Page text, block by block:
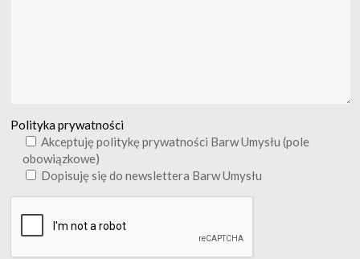
Polityka prywatności
Akceptuję politykę prywatności Barw Umysłu (pole
obowiązkowe)
Dopisuję się do newslettera Barw Umysłu